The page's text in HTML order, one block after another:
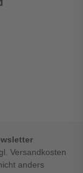
Versandkosten
anders